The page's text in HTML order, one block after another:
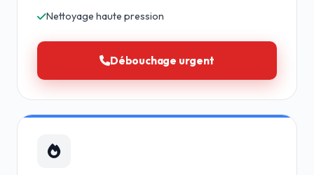
Nettoyage haute pression
Débouchage urgent